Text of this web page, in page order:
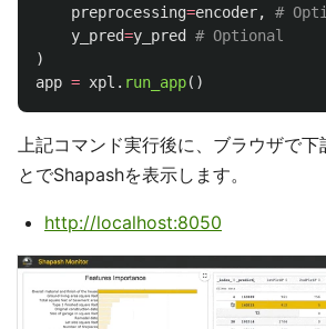
preprocessing=encoder,
y_pred=y_pred
)
app = xpl . run_app()
上記コマンド実行後に、ブラウザで下
とでShapashを表示します。
http://localhost:8050